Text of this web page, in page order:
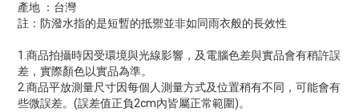
產地 ：台灣
註：防潑水指的是短暫的抵禦並非如同雨衣般的長效性
1.商品拍攝時因受環境與光線影響，及電腦色差與實品會有稍許誤
差，實際顏色以實品為準。
2.商品平放測量尺寸因每個人測量方式及位置稍有不同，可能會有
些微誤差。(誤差值正負2cm內皆屬正常範圍)。